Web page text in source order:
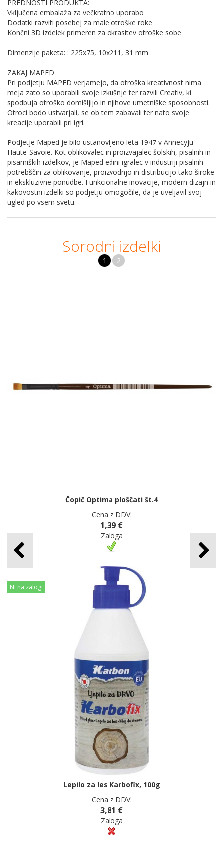
PREDNOSTI PRODUKTA:
Vključena embalaža za večkratno uporabo
Dodatki razviti posebej za male otroške roke
Končni 3D izdelek primeren za okrasitev otroške sobe
Dimenzije paketa: : 225x75, 10x211, 31 mm
ZAKAJ MAPED
Pri podjetju MAPED verjamejo, da otroška kreativnost nima
meja zato so uporabili svoje izkušnje ter razvili Creativ, ki
spodbuja otroško domišljijo in njihove umetniške sposobnosti.
Otroci bodo ustvarjali, se ob tem zabavali ter nato svoje
kreacije uporabili pri igri.
Podjetje Maped je bilo ustanovljeno leta 1947 v Annecyju -
Haute-Savoie. Kot oblikovalec in proizvajalec šolskih, pisalnih in
pisarniških izdelkov, je Maped edini igralec v industriji pisalnih
potrebščin za oblikovanje, proizvodnjo in distribucijo tako široke
in ekskluzivne ponudbe. Funkcionalne inovacije, modern dizajn in
kakovostni izdelki so podjetju omogočile, da je uveljavil svoj
ugled po vsem svetu.
Sorodni izdelki
1 2
Čopič Optima ploščati št.4
Cena z DDV:
1,39 €
Zaloga
Ni na zalogi
Lepilo za les Karbofix, 100g
Cena z DDV:
3,81 €
Zaloga